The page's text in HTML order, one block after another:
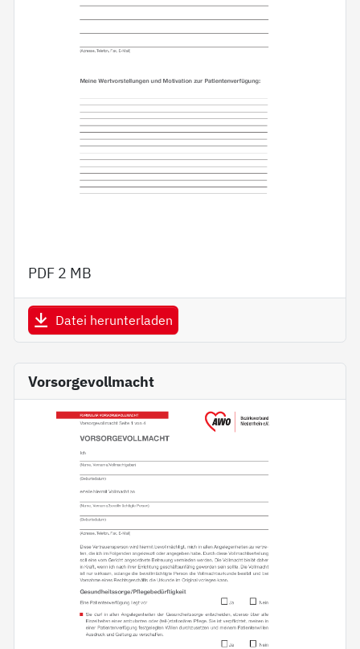
PDF 2 MB
Datei herunterladen
Vorsorgevollmacht